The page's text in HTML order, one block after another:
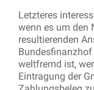
Letzteres
wenn es um den
resultierenden
weltfremd ist,
Eintragung der